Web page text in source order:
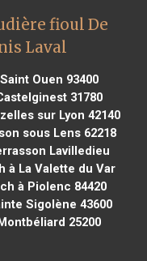
fioul De
Laval
Ouen 93400
31780
sur Lyon 42140
sous Lens 62218
Lavilledieu
La Valette du Var
à Piolenc 84420
Sigolène 43600
25200